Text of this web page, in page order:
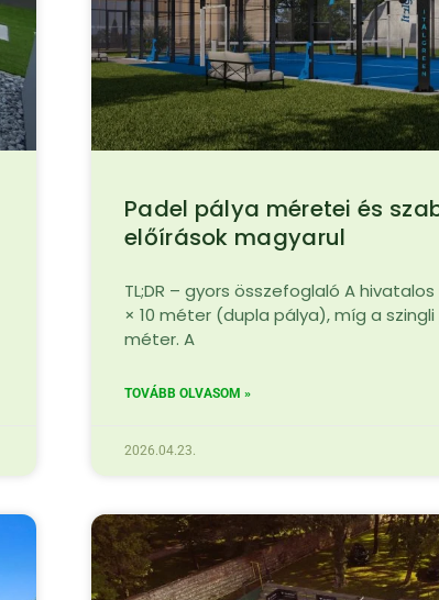
Padel pálya méretei és
előírások magyarul
TL;DR – gyors összefoglaló A
× 10 méter (dupla pálya), míg a
méter. A
TOVÁBB OLVASOM »
2026.04.23.